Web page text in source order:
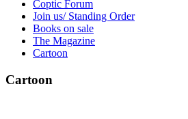
Coptic Forum
Join us/ Standing Order
Books on sale
The Magazine
Cartoon
Cartoon